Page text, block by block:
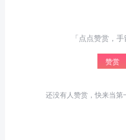
「点点赞赏，手
赞赏
还没有人赞赏，快来当第